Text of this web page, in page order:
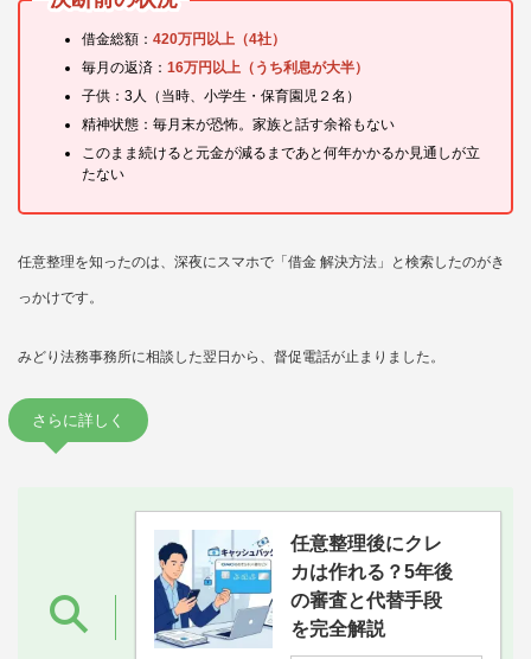
借金総額： 420万円以上（4社）
毎月の返済： 16万円以上（うち利息が大半）
子供：3人（当時、小学生・保育園児２名）
精神状態：毎月末が恐怖。家族と話す余裕もない
このまま続けると元金が減るまであと何年かかるか見通しが立
たない
任意整理を知ったのは、深夜にスマホで「借金 解決方法」と検索したのがき
っかけです。
みどり法務事務所に相談した翌日から、督促電話が止まりました。
さらに詳しく
任意整理後にクレ
カは作れる？5年後
の審査と代替手段
を完全解説